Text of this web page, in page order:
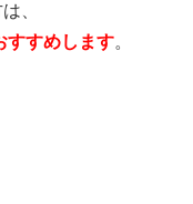
、
すすめします。